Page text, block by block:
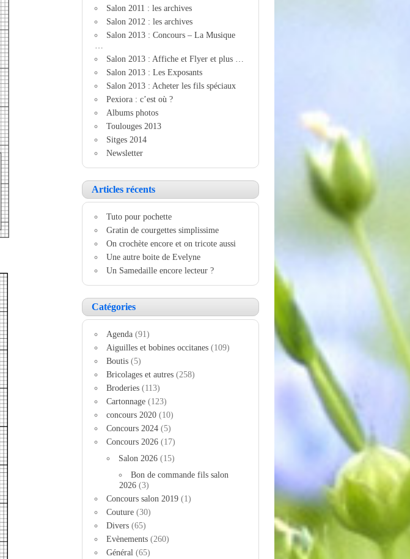
Salon 2011 : les archives
Salon 2012 : les archives
Salon 2013 : Concours – La Musique
Salon 2013 : Affiche et Flyer et plus …
Salon 2013 : Les Exposants
Salon 2013 : Acheter les fils spéciaux
Pexiora : c’est où ?
Albums photos
Toulouges 2013
Sitges 2014
Newsletter
Articles récents
Tuto pour pochette
Gratin de courgettes simplissime
On crochète encore et on tricote aussi
Une autre boite de Evelyne
Un Samedaille encore lecteur ?
Catégories
Agenda (91)
Aiguilles et bobines occitanes (109)
Boutis (5)
Bricolages et autres (258)
Broderies (113)
Cartonnage (123)
concours 2020 (10)
Concours 2024 (5)
Concours 2026 (17)
Salon 2026 (15)
Bon de commande fils salon
2026 (3)
Concours salon 2019 (1)
Couture (30)
Divers (65)
Evènements (260)
Général (65)